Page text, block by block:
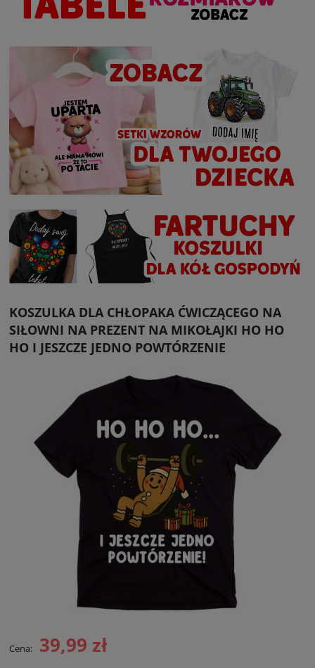
KOSZULKA DLA CHŁOPAKA ĆWICZĄCEGO NA
SIŁOWNI NA PREZENT NA MIKOŁAJKI HO HO
HO I JESZCZE JEDNO POWTÓRZENIE
Cena: 39,99 zł